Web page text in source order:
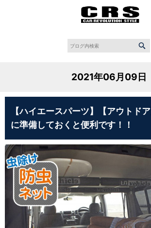
2021年06月09日
【ハイエースパーツ】【アウトド
に準備しておくと便利です！！